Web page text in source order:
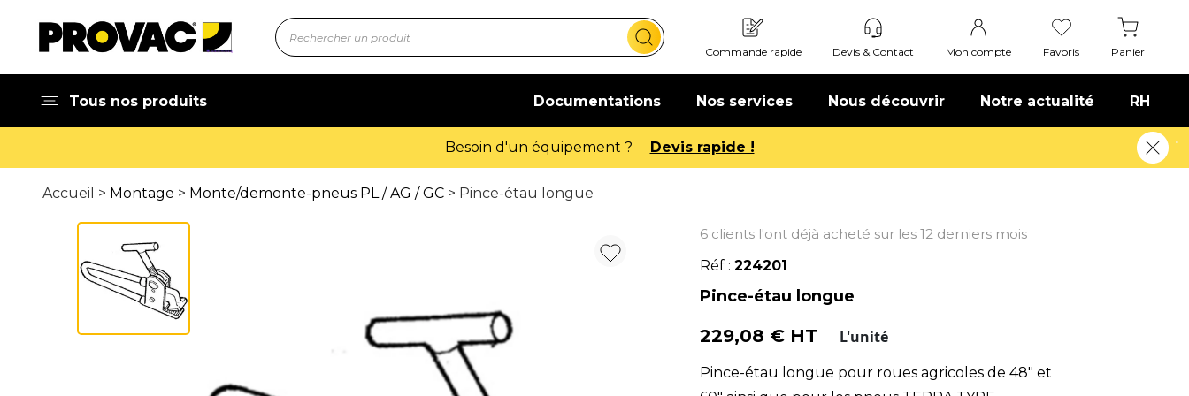
Commande rapide Devis & Contact Mon compte Favoris Panier
Tous nos produits Documentations Nos services Nous découvrir Notre actualité RH
Offre de bienvenue : 20€ offerts !
Accueil > Montage > Monte/demonte-pneus PL / AG / GC > Pince-étau longue
6 clients l'ont déjà acheté sur les 12 derniers mois
Réf : 224201
Pince-étau longue
229,08 € HT L'unité
Pince-étau longue pour roues agricoles de 48" et